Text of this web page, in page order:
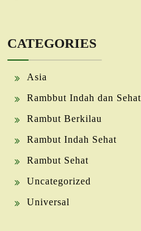
CATEGORIES
Asia
Rambbut Indah dan Sehat
Rambut Berkilau
Rambut Indah Sehat
Rambut Sehat
Uncategorized
Universal